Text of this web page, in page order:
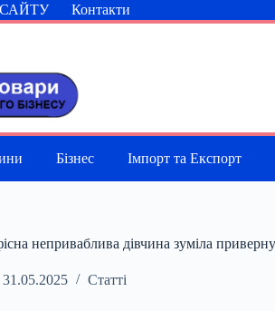
Контакти
Бізнес Імпорт та Експорт
неприваблива дівчина зуміла
31.05.2025 Статті